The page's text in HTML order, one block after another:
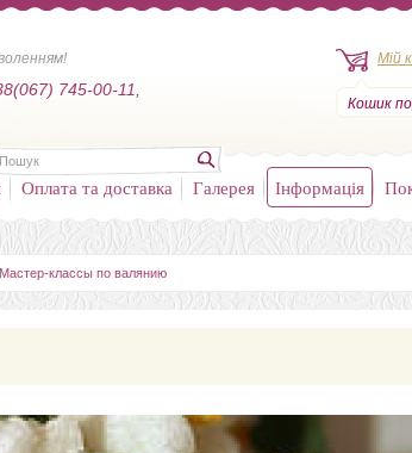
745-00-11,
Мій
Кошик
Оплата та доставка Галерея Інформація
классы по валянию